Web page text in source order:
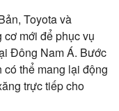
Toyota và
cơ mới để phục vụ
Đông Nam Á. Bước
thể mang lại động
trực tiếp cho